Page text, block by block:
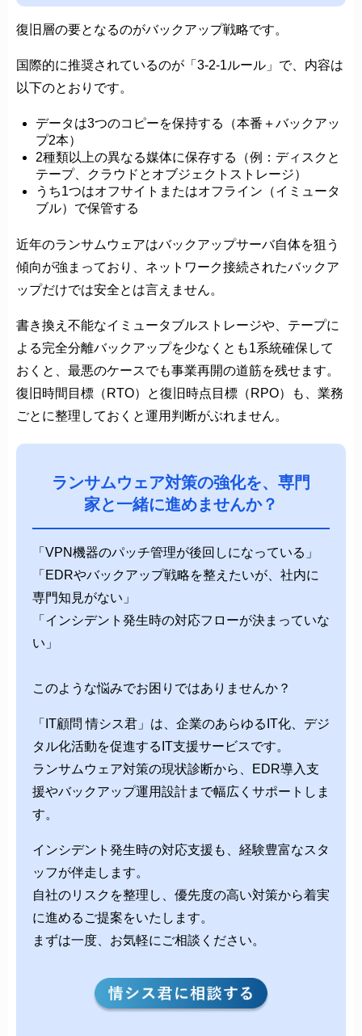
復旧層の要となるのがバックアップ戦略です。
国際的に推奨されているのが「3-2-1ルール」で、内容は
以下のとおりです。
データは3つのコピーを保持する（本番＋バックアッ
プ2本）
2種類以上の異なる媒体に保存する（例：ディスクと
テープ、クラウドとオブジェクトストレージ）
うち1つはオフサイトまたはオフライン（イミュータ
ブル）で保管する
近年のランサムウェアはバックアップサーバ自体を狙う
傾向が強まっており、ネットワーク接続されたバックア
ップだけでは安全とは言えません。
書き換え不能なイミュータブルストレージや、テープに
よる完全分離バックアップを少なくとも1系統確保して
おくと、最悪のケースでも事業再開の道筋を残せます。
復旧時間目標（RTO）と復旧時点目標（RPO）も、業務
ごとに整理しておくと運用判断がぶれません。
ランサムウェア対策の強化を、専門
家と一緒に進めませんか？
「VPN機器のパッチ管理が後回しになっている」
「EDRやバックアップ戦略を整えたいが、社内に
専門知見がない」
「インシデント発生時の対応フローが決まっていな
い」
このような悩みでお困りではありませんか？
「IT顧問 情シス君」は、企業のあらゆるIT化、デジ
タル化活動を促進するIT支援サービスです。
ランサムウェア対策の現状診断から、EDR導入支
援やバックアップ運用設計まで幅広くサポートしま
す。
インシデント発生時の対応支援も、経験豊富なスタ
ッフが伴走します。
自社のリスクを整理し、優先度の高い対策から着実
に進めるご提案をいたします。
まずは一度、お気軽にご相談ください。